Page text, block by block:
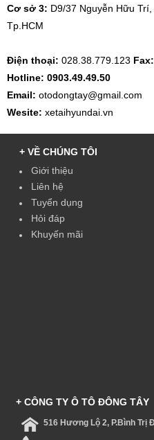
Cơ sở 3: D9/37 Nguyễn Hữu
Tp.HCM
Điện thoại: 028.38.779.123 Fax:
Hotline: 0903.49.49.50
Email: otodongtay@gmail.com
Wesite: xetaihyundai.vn
+ VỀ CHÚNG TÔI
Giới thiệu
Liên hệ
Tuyển dụng
Hỏi đáp
Khuyến mãi
+ CÔNG TY Ô TÔ ĐÔNG TÂY
516 Hương Lộ 2, P.Bình Trị